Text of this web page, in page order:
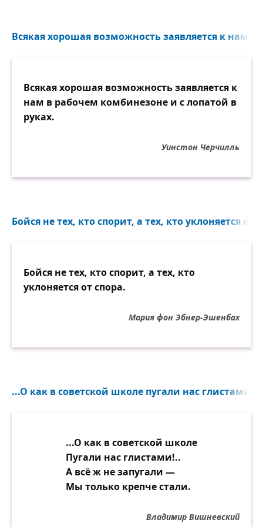
Всякая хорошая возможность заявляется к нам
Всякая хорошая возможность заявляется к
нам в рабочем комбинезоне и с лопатой в
руках.
Уинстон Черчилль
Бойся не тех, кто спорит, а тех, кто уклоняется от
Бойся не тех, кто спорит, а тех, кто
уклоняется от спора.
Мария фон Эбнер-Эшенбах
...О как в советской школе пугали нас глистами!..
...О как в советской школе
Пугали нас глистами!..
А всё ж не запугали —
Мы только крепче стали.
Владимир Вишневский